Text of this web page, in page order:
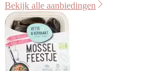
Bekijk alle aanbiedingen